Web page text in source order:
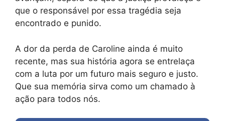
que o responsável por essa tragédia seja
encontrado e punido.
A dor da perda de Caroline ainda é muito
recente, mas sua história agora se entrelaça
com a luta por um futuro mais seguro e justo.
Que sua memória sirva como um chamado à
ação para todos nós.